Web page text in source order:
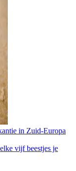
in Zuid-Europa
vijf beestjes je